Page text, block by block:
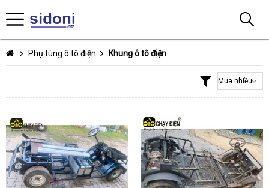
Phụ tùng ô tô điện Khung ô tô điện